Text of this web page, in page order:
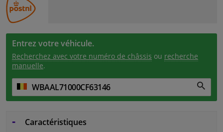
Entrez votre véhicule.
Recherchez avec votre numéro de châssis ou recherche
manuelle.
Caractéristiques